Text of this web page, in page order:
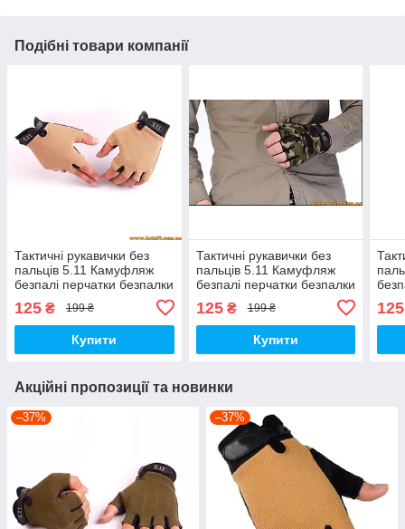
Подібні товари компанії
Тактичні рукавички без
пальців 5.11 Камуфляж
безпалі перчатки безпалки
125 ₴ 199 ₴
Купити
Тактичні рукавички без
пальців 5.11 Камуфляж
безпалі перчатки безпалки
тактичні Камуфляжні XL
125₴ 199 ₴
Купити
125
Акційні пропозиції та новинки
–37% –37%